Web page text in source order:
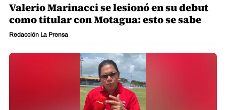
Valerio Marinacci se lesionó en su debut
como titular con Motagua: esto se sabe
Redacción La Prensa